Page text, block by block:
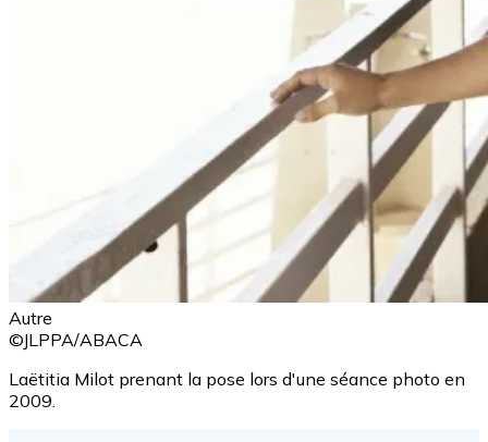
Autre
©JLPPA/ABACA
Laëtitia Milot prenant la pose lors d'une séance photo en
2009.